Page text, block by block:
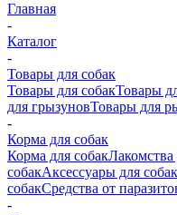
Главная
-
Каталог
-
Товары для собак
Товары для собакТовары
для грызуновТовары для
-
Корма для собак
Корма для собакЛакомства
собакАксессуары для собак
собакСредства от
-